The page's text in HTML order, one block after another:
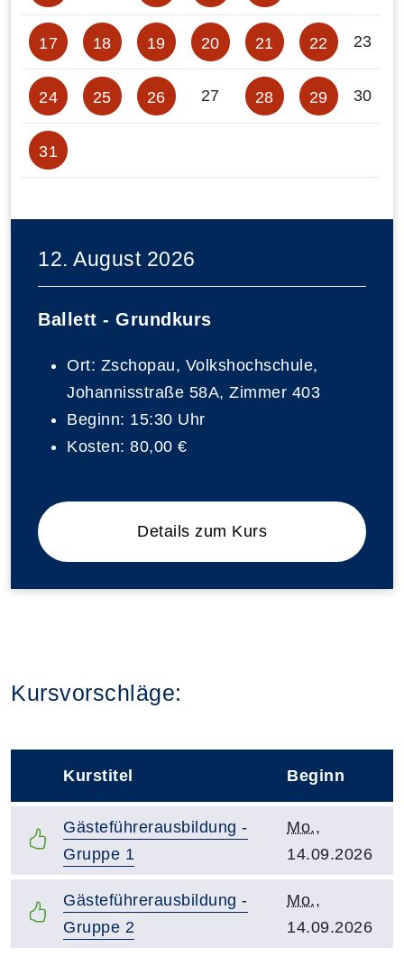
17 18 19 20 21 22 23
24 25 26 27 28 29 30
31
12. August 2026
Ballett - Grundkurs
Ort: Zschopau, Volkshochschule,
Johannisstraße 58A, Zimmer 403
Beginn: 15:30 Uhr
Kosten: 80,00 €
Details zum Kurs
Kursvorschläge:
Kurstitel Beginn
Kurstitel:
Gästeführerausbildung -
Gruppe 1
Kursbeginn:
Mo.,
14.09.2026
Kurstitel:
Gästeführerausbildung -
Gruppe 2
Kursbeginn:
Mo.,
14.09.2026